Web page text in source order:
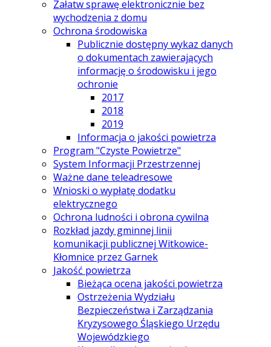
Załatw sprawę elektronicznie bez
wychodzenia z domu
Ochrona środowiska
Publicznie dostępny wykaz danych
o dokumentach zawierających
informację o środowisku i jego
ochronie
2017
2018
2019
Informacja o jakości powietrza
Program "Czyste Powietrze"
System Informacji Przestrzennej
Ważne dane teleadresowe
Wnioski o wypłatę dodatku
elektrycznego
Ochrona ludności i obrona cywilna
Rozkład jazdy gminnej linii
komunikacji publicznej Witkowice-
Kłomnice przez Garnek
Jakość powietrza
Bieżąca ocena jakości powietrza
Ostrzeżenia Wydziału
Bezpieczeństwa i Zarządzania
Kryzysowego Śląskiego Urzędu
Wojewódzkiego